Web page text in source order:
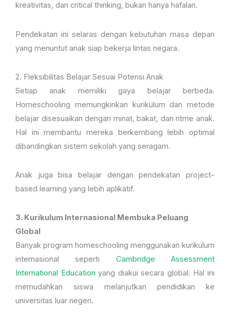
kreativitas, dan critical thinking, bukan hanya hafalan.
Pendekatan ini selaras dengan kebutuhan masa depan
yang menuntut anak siap bekerja lintas negara.
2. Fleksibilitas Belajar Sesuai Potensi Anak
Setiap anak memiliki gaya belajar berbeda.
Homeschooling memungkinkan kurikulum dan metode
belajar disesuaikan dengan minat, bakat, dan ritme anak.
Hal ini membantu mereka berkembang lebih optimal
dibandingkan sistem sekolah yang seragam.
Anak juga bisa belajar dengan pendekatan project-
based learning yang lebih aplikatif.
3. Kurikulum Internasional Membuka Peluang
Global
Banyak program homeschooling menggunakan kurikulum
internasional seperti Cambridge Assessment
International Education yang diakui secara global. Hal ini
memudahkan siswa melanjutkan pendidikan ke
universitas luar negeri.